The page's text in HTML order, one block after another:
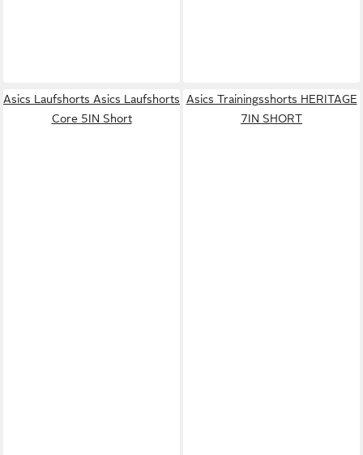
Asics Laufshorts Asics Laufshorts
Core 5IN Short
Asics Trainingsshorts HERITAGE
7IN SHORT